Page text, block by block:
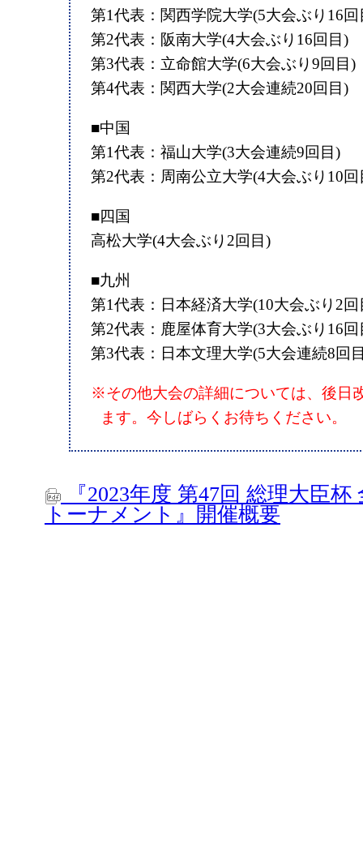
第1代表：関西学院大学(5大会ぶり16回
第2代表：阪南大学(4大会ぶり16回目)
第3代表：立命館大学(6大会ぶり9回目)
第4代表：関西大学(2大会連続20回目)
■中国
第1代表：福山大学(3大会連続9回目)
第2代表：周南公立大学(4大会ぶり10回
■四国
高松大学(4大会ぶり2回目)
■九州
第1代表：日本経済大学(10大会ぶり2回
第2代表：鹿屋体育大学(3大会ぶり16回
第3代表：日本文理大学(5大会連続8回
※その他大会の詳細については、後日
ます。今しばらくお待ちください。
『2023年度 第47回 総理大臣
トーナメント』開催概要